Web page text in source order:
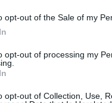
opt-out of the Sale of my
opt-out of processing my
opt-out of Collection, Use,
portfolio.hu
cikkarchívum